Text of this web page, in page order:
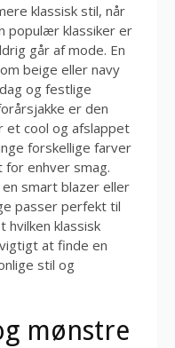
klassisk stil, når
populær klassiker er
går af mode. En
beige eller navy
og festlige
er den
et cool og afslappet
forskellige farver
enhver smag.
smart blazer eller
passer perfekt til
klassisk
at finde en
stil og
mønstre